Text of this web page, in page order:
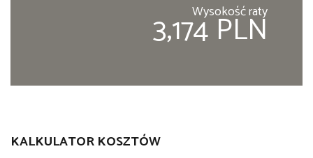
Wysokość raty
3,174 PLN
KALKULATOR KOSZTÓW